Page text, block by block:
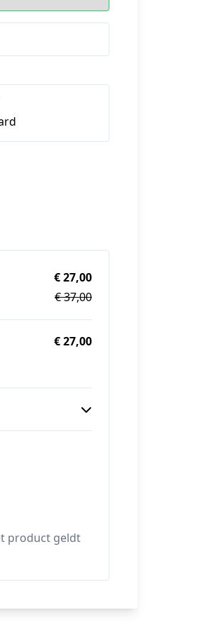
€ 27,00
€ 37,00
€ 27,00
product geldt